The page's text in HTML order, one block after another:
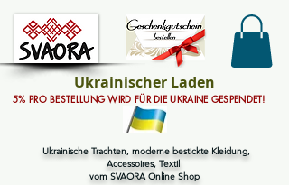
Ukrainische Trachten, moderne bestickte Kleidung,
Accessoires, Textil
vom SVAORA Online Shop
5% PRO BESTELLUNG WIRD FÜR DIE UKRAINE GESPENDET!
Ukrainischer Laden